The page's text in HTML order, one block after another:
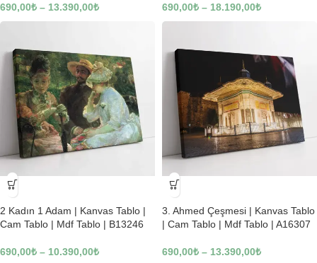
690,00₺ – 13.390,00₺ 690,00₺ – 18.190,00₺
-23%
2 Kadın 1 Adam | Kanvas Tablo |
Cam Tablo | Mdf Tablo | B13246
690,00₺ – 10.390,00₺
-23%
3. Ahmed Çeşmesi | Kanvas Tablo
| Cam Tablo | Mdf Tablo | A16307
690,00₺ – 13.390,00₺